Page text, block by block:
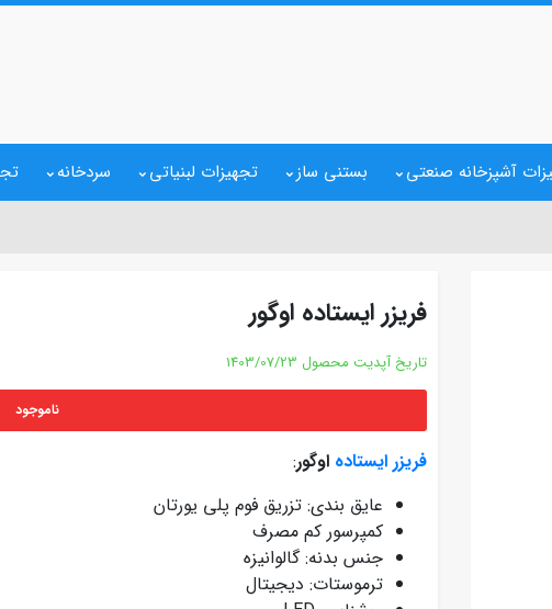
آشپزخانه صنعتی بستنی ساز تجهیزات لبنیاتی سردخانه
فریزر ایستاده اوگور
تاریخ آپدیت محصول 1403/07/23
ناموجود
فریزر ایستاده اوگور:
عایق بندی: تزریق فوم پلی یورتان
کمپرسور کم مصرف
جنس بدنه: گالوانیزه
ترموستات: دیجیتال